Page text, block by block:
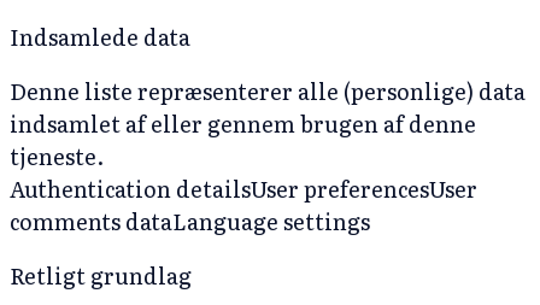
Indsamlede data
Denne liste repræsenterer alle (personlige) data
indsamlet af eller gennem brugen af denne
tjeneste.
Authentication detailsUser preferencesUser
comments dataLanguage settings
Retligt grundlag